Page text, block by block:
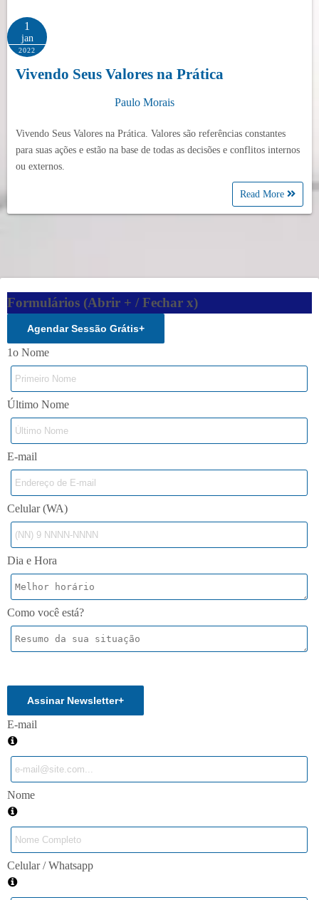
1
jan
2022
Vivendo Seus Valores na Prática
Paulo Morais
Vivendo Seus Valores na Prática. Valores são referências constantes
para suas ações e estão na base de todas as decisões e conflitos internos
ou externos.
Read More
Formulários (Abrir + / Fechar x)
Agendar Sessão Grátis+
1o Nome
Último Nome
E-mail
Celular (WA)
Dia e Hora
Como você está?
Assinar Newsletter+
E-mail
Nome
Celular / Whatsapp